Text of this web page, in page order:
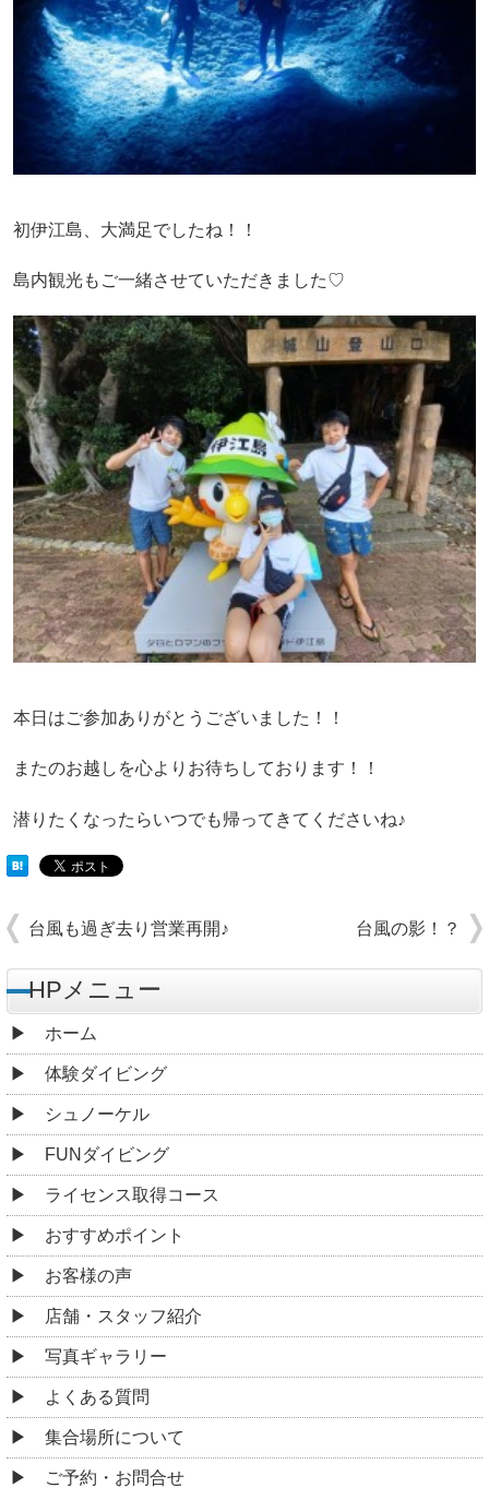
初伊江島、大満足でしたね！！
島内観光もご一緒させていただきました♡
本日はご参加ありがとうございました！！
またのお越しを心よりお待ちしております！！
潜りたくなったらいつでも帰ってきてくださいね♪
台風も過ぎ去り営業再開♪ 台風の影！？
HPメニュー
ホーム
体験ダイビング
シュノーケル
FUNダイビング
ライセンス取得コース
おすすめポイント
お客様の声
店舗・スタッフ紹介
写真ギャラリー
よくある質問
集合場所について
ご予約・お問合せ